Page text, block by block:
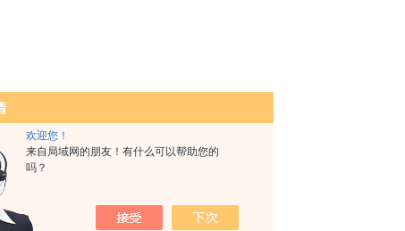
欢迎您！
来自局域网的朋友！有什么可以帮助您的
吗？